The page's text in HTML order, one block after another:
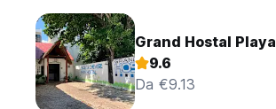
Grand Hostal Playa
9.6
Da €9.13